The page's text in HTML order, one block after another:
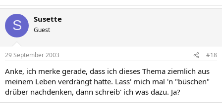
S Susette
Guest
29 September 2003 #18
Anke, ich merke gerade, dass ich dieses Thema ziemlich aus
meinem Leben verdrängt hatte. Lass' mich mal 'n "büschen"
drüber nachdenken, dann schreib' ich was dazu. Ja?